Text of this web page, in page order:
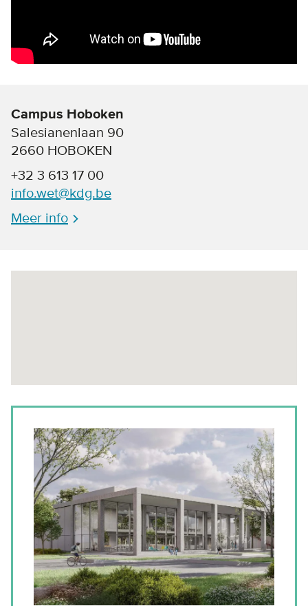
Campus Hoboken
Salesianenlaan 90
2660 HOBOKEN
+32 3 613 17 00
info.wet@kdg.be
Meer info